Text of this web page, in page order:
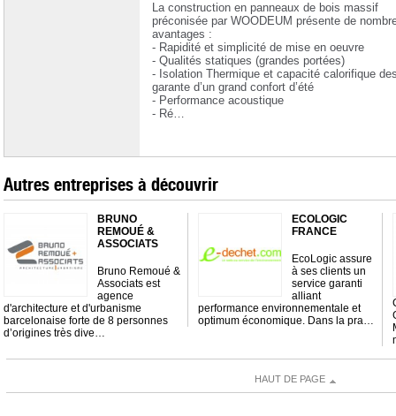
La construction en panneaux de bois massif
préconisée par WOODEUM présente de
avantages :
- Rapidité et simplicité de mise en oeuvre
- Qualités statiques (grandes portées)
- Isolation Thermique et capacité calorifique
garante d’un grand confort d’été
- Performance acoustique
- Ré…
Autres entreprises à découvrir
BRUNO
REMOUÉ &
ASSOCIATS
Bruno Remoué &
Associats est
agence
d'architecture et d'urbanisme
barcelonaise forte de 8 personnes
d’origines très dive…
ECOLOGIC
FRANCE
EcoLogic assure
à ses clients un
service garanti
alliant
performance environnementale et
optimum économique. Dans la pra…
HAUT DE PAGE